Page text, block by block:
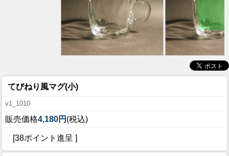
てびねり風マグ(小)
v1_1010
販売価格4,180円 (税込)
[38ポイント進呈 ]